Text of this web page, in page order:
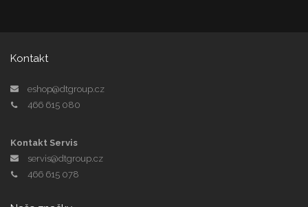
Kontakt
eshop@dtgroup.cz
466 615 080
Kontakt Servis
servis@dtgroup.cz
466 615 078